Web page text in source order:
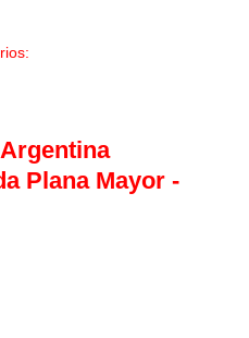
Plana Mayor -